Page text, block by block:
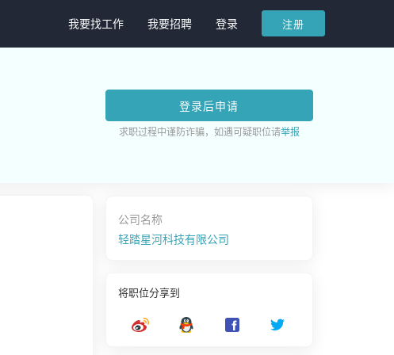
我要找工作 我要招聘 登录 注册
登录后申请
求职过程中谨防诈骗，如遇可疑职位请举报
公司名称
轻踏星河科技有限公司
将职位分享到